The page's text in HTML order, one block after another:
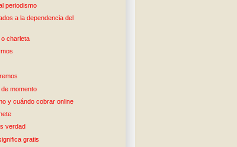
periodismo
a la dependencia del
o charleta
de momento
y cuándo cobrar online
verdad
gratis